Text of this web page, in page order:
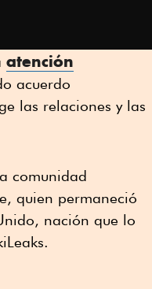
atención
acuerdo
las relaciones y las
comunidad
quien permaneció
nación que lo